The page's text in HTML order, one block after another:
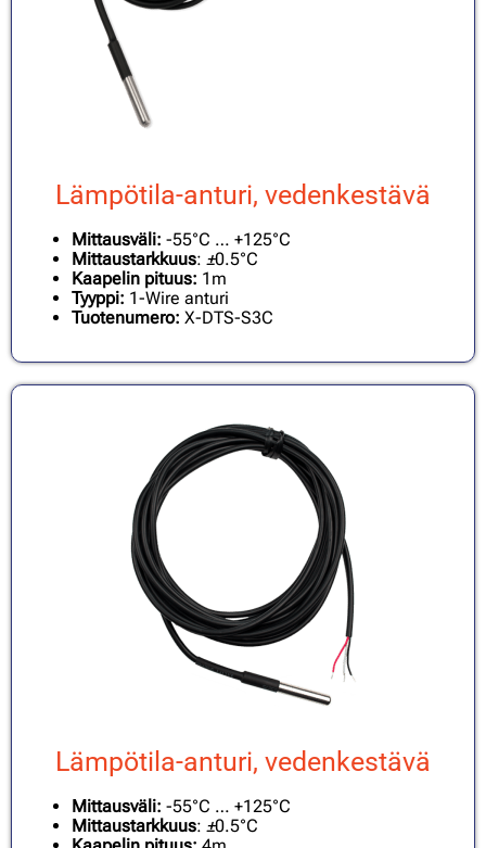
Lämpötila-anturi, vedenkestävä
Mittausväli: -55°C … +125°C
Mittaustarkkuus: ±0.5°C
Kaapelin pituus: 1m
Tyyppi: 1-Wire anturi
Tuotenumero: X-DTS-S3C
Lämpötila-anturi, vedenkestävä
Mittausväli: -55°C … +125°C
Mittaustarkkuus: ±0.5°C